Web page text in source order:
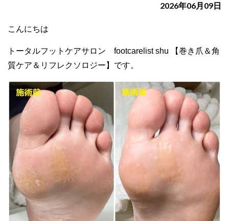
2026年06月09日
こんにちは
トータルフットケアサロン footcarelist shu 【巻き爪＆角
質ケア＆リフレクソロジー】です。